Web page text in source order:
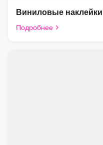
Виниловые наклейки
Подробнее